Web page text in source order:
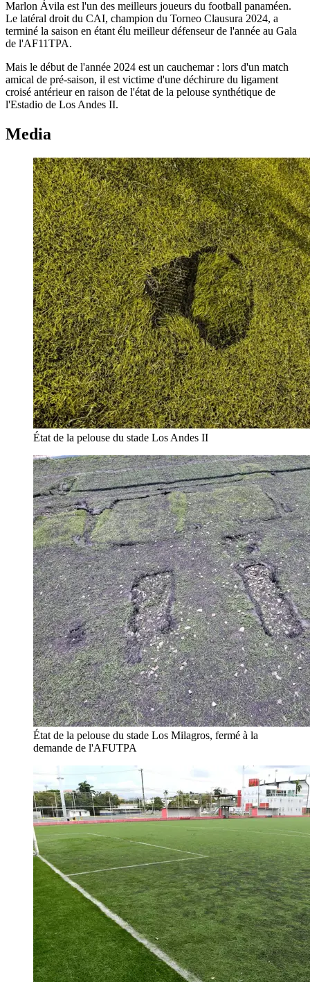
Marlon Ávila est l'un des meilleurs joueurs du football panaméen.
Le latéral droit du CAI, champion du Torneo Clausura 2024, a
terminé la saison en étant élu meilleur défenseur de l'année au Gala
de l'AF11TPA.
Mais le début de l'année 2024 est un cauchemar : lors d'un match
amical de pré-saison, il est victime d'une déchirure du ligament
croisé antérieur en raison de l'état de la pelouse synthétique de
l'Estadio de Los Andes II.
Media
État de la pelouse du stade Los Andes II
État de la pelouse du stade Los Milagros, fermé à la
demande de l'AFUTPA